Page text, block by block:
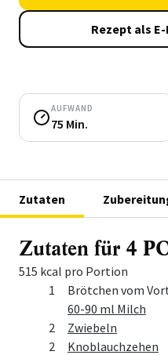
Rezept als
AUFWAND
75 Min.
Zutaten
Zutaten für 4
515 kcal pro Portion
Menge Zutat
1
Brötchen vom
60-90 ml Milch
2
Zwiebeln
2
Knoblauchzehen